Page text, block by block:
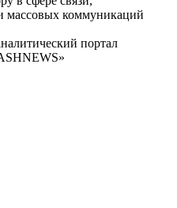
массовых коммуникаций
портал